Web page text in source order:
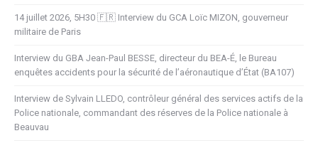
14 juillet 2026, 5H30 🇫🇷 Interview du GCA Loïc MIZON, gouverneur
militaire de Paris
Interview du GBA Jean-Paul BESSE, directeur du BEA-É, le Bureau
enquêtes accidents pour la sécurité de l’aéronautique d’État (BA107)
Interview de Sylvain LLEDO, contrôleur général des services actifs de la
Police nationale, commandant des réserves de la Police nationale à
Beauvau